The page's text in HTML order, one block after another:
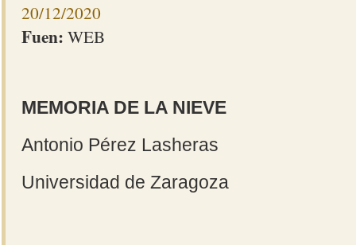
20/12/2020
Fuen: WEB
MEMORIA DE LA NIEVE
Antonio Pérez Lasheras
Universidad de Zaragoza